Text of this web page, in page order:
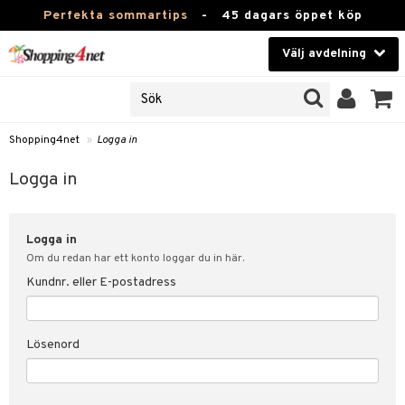
Perfekta sommartips - 45 dagars öppet köp
Välj avdelning
Kontaktlinser
Hälsokost
Fitness
Hem & Inredning
Leksaker, Barn & Baby
Varumärken
Shopping4net » Logga in
Logga in
Logga in
Om du redan har ett konto loggar du in här.
Kundnr. eller E-postadress
Lösenord
svar